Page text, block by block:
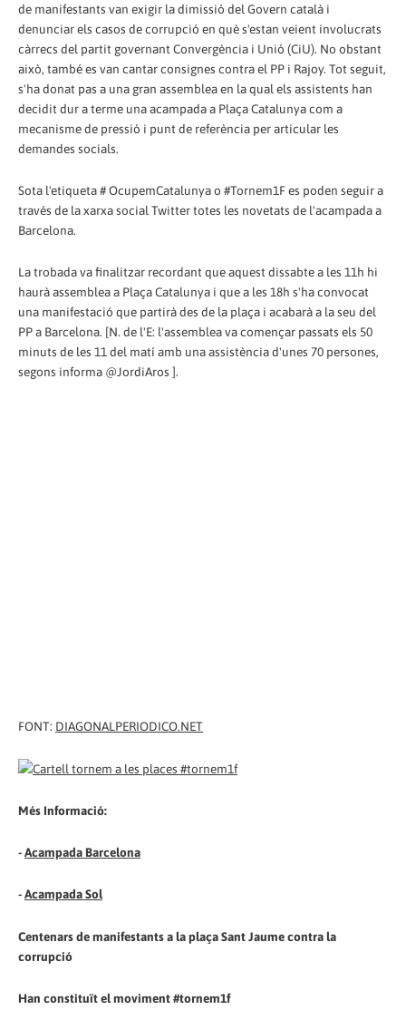
de manifestants van exigir la dimissió del Govern català i
denunciar els casos de corrupció en què s'estan veient involucrats
càrrecs del partit governant Convergència i Unió (CiU). No obstant
això, també es van cantar consignes contra el PP i Rajoy. Tot seguit,
s'ha donat pas a una gran assemblea en la qual els assistents han
decidit dur a terme una acampada a Plaça Catalunya com a
mecanisme de pressió i punt de referència per articular les
demandes socials.
Sota l'etiqueta # OcupemCatalunya o #Tornem1F es poden seguir a
través de la xarxa social Twitter totes les novetats de l'acampada a
Barcelona.
La trobada va finalitzar recordant que aquest dissabte a les 11h hi
haurà assemblea a Plaça Catalunya i que a les 18h s'ha convocat
una manifestació que partirà des de la plaça i acabarà a la seu del
PP a Barcelona. [N. de l'E: l'assemblea va començar passats els 50
minuts de les 11 del matí amb una assistència d'unes 70 persones,
segons informa @JordiAros ].
FONT: DIAGONALPERIODICO.NET
Més Informació:
-Acampada Barcelona
-Acampada Sol
Centenars de manifestants a la plaça Sant Jaume contra la
corrupció
Han constituït el moviment #tornem1f